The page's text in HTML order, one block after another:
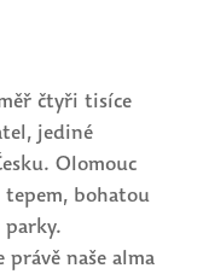
čtyři tisíce
jediné
Olomouc
bohatou
naše alma